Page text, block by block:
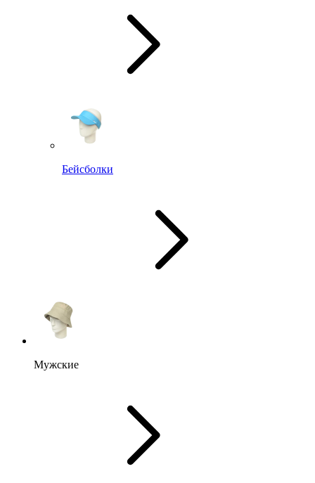
Бейсболки
Мужские